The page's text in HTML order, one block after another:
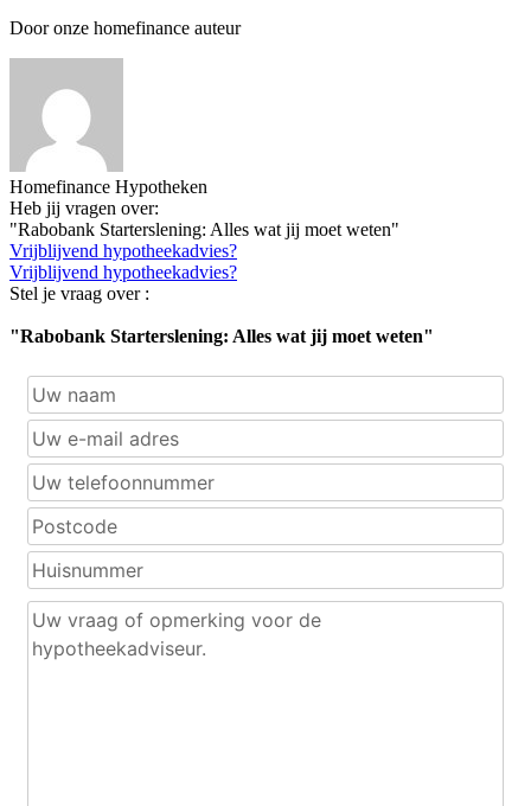
Door onze homefinance auteur
Homefinance Hypotheken
Heb jij vragen over:
"Rabobank Starterslening: Alles wat jij moet weten"
Vrijblijvend hypotheekadvies?
Vrijblijvend hypotheekadvies?
Stel je vraag over :
"Rabobank Starterslening: Alles wat jij moet weten"